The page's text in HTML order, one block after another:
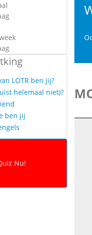
LOTR ben jij?
helemaal niet)?
ben jij